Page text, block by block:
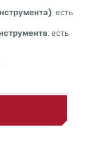
: есть
: есть